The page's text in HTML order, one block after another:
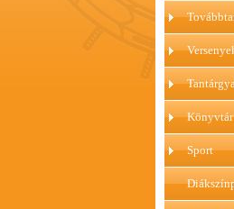
Könyvtár
Sport